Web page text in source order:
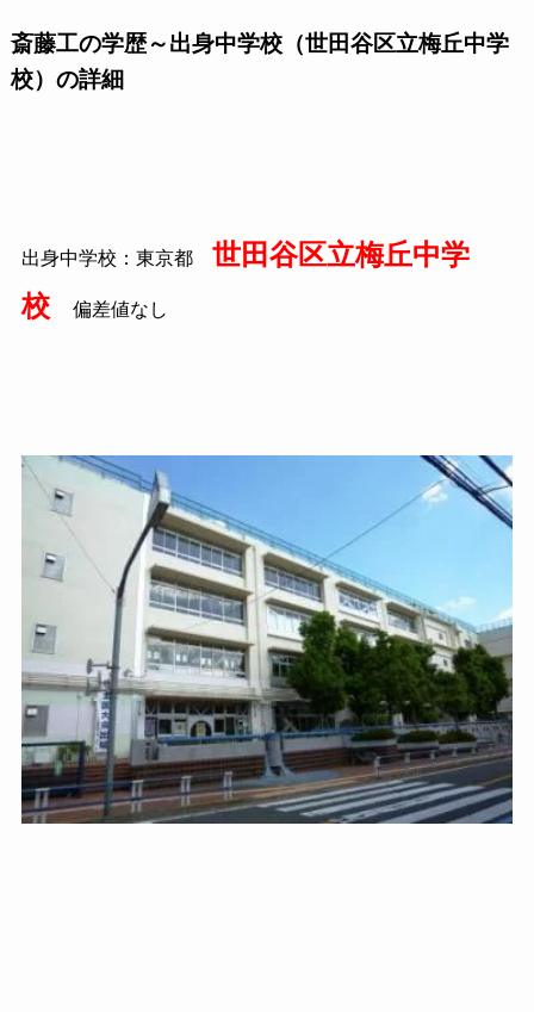
斎藤工の学歴～出身中学校（世田谷区立梅丘中学
校）の詳細
出身中学校：東京都 世田谷区立梅丘中学
校
偏差値なし